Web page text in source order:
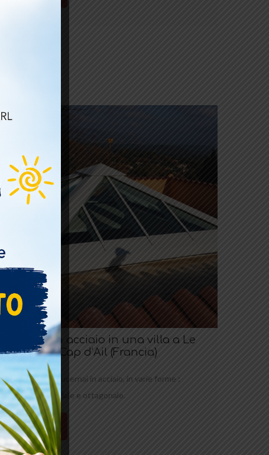
Lucernai in acciaio in una villa a Le
Rouret e a Cap d’Ail (Francia)
Realizzazione di lucernai in acciaio, in varie forme :
quadrata, piramidale e ottagonale.
Leggi tutto